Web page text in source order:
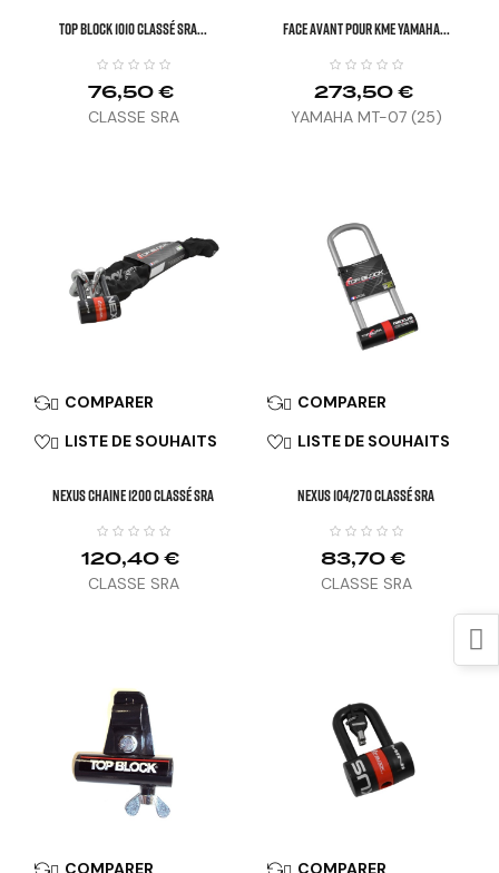
TOP BLOCK 1010 Classé SRA...
76,50 €
CLASSE SRA
FACE AVANT POUR KME YAMAHA...
273,50 €
YAMAHA MT-07 (25)
 COMPARER
 LISTE DE SOUHAITS
NEXUS CHAINE 1200 Classé SRA
120,40 €
CLASSE SRA
 COMPARER
 LISTE DE SOUHAITS
NEXUS 104/270 Classé SRA
83,70 €
CLASSE SRA
COMPARER COMPARER